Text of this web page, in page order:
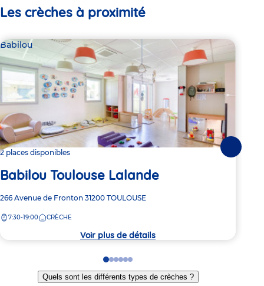
Les crèches à proximité
Babilou
2 places disponibles
Babilou Toulouse Lalande
Adresse
la
266 Avenue de Fronton 31200 TOULOUSE
7:30-19:00 CRÈCHE
Voir plus de détails
Go
to
slide
Go
to
slide
Go
to
slide
Go
to
slide
Go
to
slide
Go
to
slide
Quels sont les différents types de crèches ?